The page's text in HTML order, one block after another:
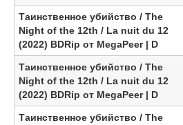
Таинственное убийство / The
Night of the 12th / La nuit du 12
(2022) BDRip от MegaPeer | D
Таинственное убийство / The
Night of the 12th / La nuit du 12
(2022) BDRip от MegaPeer | D
Таинственное убийство / The